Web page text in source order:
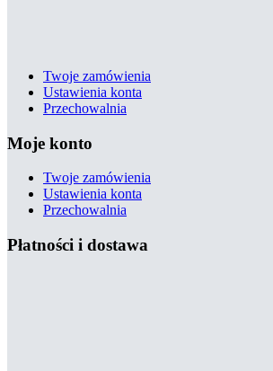
Twoje zamówienia
Ustawienia konta
Przechowalnia
Moje konto
Twoje zamówienia
Ustawienia konta
Przechowalnia
Płatności i dostawa